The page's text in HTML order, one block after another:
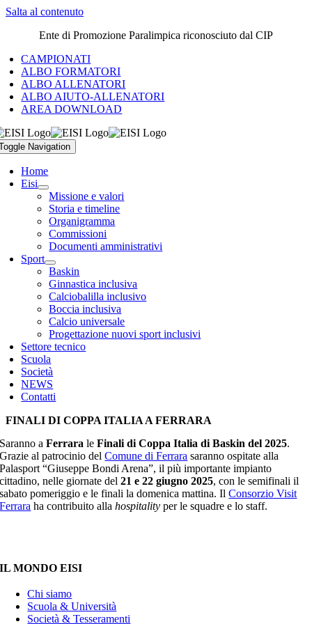
Salta al contenuto
Ente di Promozione Paralimpica riconosciuto dal CIP
CAMPIONATI
ALBO FORMATORI
ALBO ALLENATORI
ALBO AIUTO-ALLENATORI
AREA DOWNLOAD
Navigation
Home
Eisi
Missione e valori
Storia e timeline
Organigramma
Commissioni
Documenti amministrativi
Sport
Baskin
Ginnastica inclusiva
Calciobalilla inclusivo
Boccia inclusiva
Calcio universale
Progettazione nuovi sport inclusivi
Settore tecnico
Scuola
Società
NEWS
Contatti
FINALI DI COPPA ITALIA A FERRARA
Saranno aFerraraleFinali di Coppa Italia di Baskin del 2025.
Grazie al patrocinio delComune di Ferrara saranno ospitate alla
Palasport “Giuseppe Bondi Arena”, il più importante impianto
cittadino, nelle giornate del21 e 22 giugno 2025, con le semifinali il
sabato pomeriggio e le finali la domenica mattina. IlConsorzio Visit
Ferrara ha contribuito allahospitality per le squadre e lo staff.
IL MONDO EISI
Chi siamo
Scuola & Università
Società & Tesseramenti